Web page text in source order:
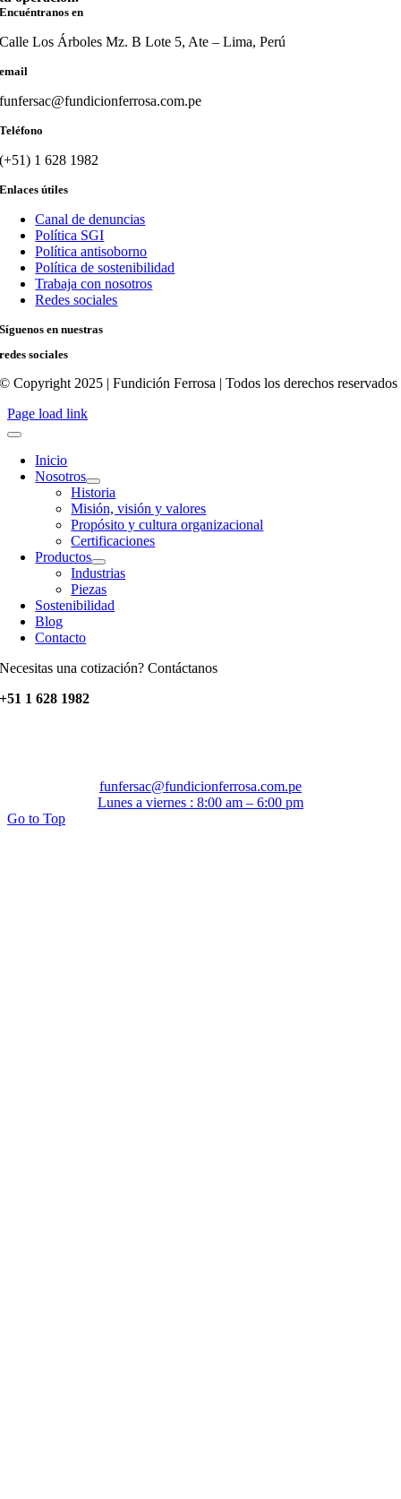
Encuéntranos en
Calle Los Árboles Mz. B Lote 5, Ate – Lima, Perú
email
funfersac@fundicionferrosa.com.pe
Teléfono
(+51) 1 628 1982
Enlaces útiles
Canal de denuncias
Política SGI
Política antisoborno
Política de sostenibilidad
Trabaja con nosotros
Redes sociales
Síguenos en nuestras
redes sociales
© Copyright 2025 | Fundición Ferrosa | Todos los derechos reservados
Page load link
Inicio
Nosotros
Historia
Misión, visión y valores
Propósito y cultura organizacional
Certificaciones
Productos
Industrias
Piezas
Sostenibilidad
Blog
Contacto
Necesitas una cotización? Contáctanos
+51 1 628 1982
funfersac@fundicionferrosa.com.pe
Lunes a viernes : 8:00 am – 6:00 pm
Go to Top